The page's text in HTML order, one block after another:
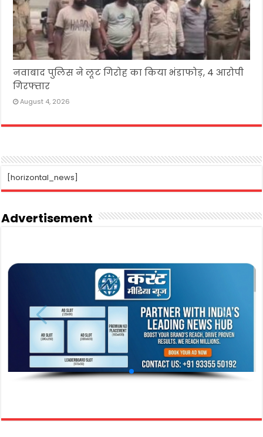
नवाबाद पुलिस ने लूट गिरोह का किया भंडाफोड़, 4 आरोपी
गिरफ्तार
August 4, 2026
[horizontal_news]
Advertisement